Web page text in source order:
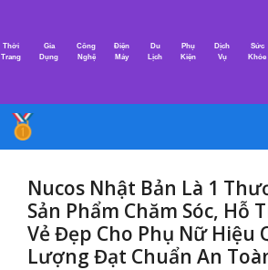
nội
Thời
Trang
Gia
Dụng
Công
Nghệ
Điện
Máy
Du
Lịch
Phụ
Kiện
Dịch
Vụ
Sức
Khỏe
Nucos Nhật Bản Là 1
Sản Phẩm Chăm Sóc, Hỗ
Vẻ Đẹp Cho Phụ Nữ Hiệu
Lượng Đạt Chuẩn An